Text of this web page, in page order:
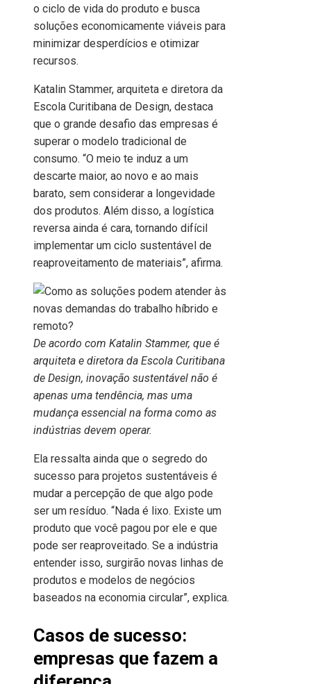
o ciclo de vida do produto e busca
soluções economicamente viáveis para
minimizar desperdícios e otimizar
recursos.
Katalin Stammer, arquiteta e diretora da
Escola Curitibana de Design, destaca
que o grande desafio das empresas é
superar o modelo tradicional de
consumo. “O meio te induz a um
descarte maior, ao novo e ao mais
barato, sem considerar a longevidade
dos produtos. Além disso, a logística
reversa ainda é cara, tornando difícil
implementar um ciclo sustentável de
reaproveitamento de materiais”, afirma.
De acordo com Katalin Stammer, que é
arquiteta e diretora da Escola Curitibana
de Design, inovação sustentável não é
apenas uma tendência, mas uma
mudança essencial na forma como as
indústrias devem operar.
Ela ressalta ainda que o segredo do
sucesso para projetos sustentáveis é
mudar a percepção de que algo pode
ser um resíduo. “Nada é lixo. Existe um
produto que você pagou por ele e que
pode ser reaproveitado. Se a indústria
entender isso, surgirão novas linhas de
produtos e modelos de negócios
baseados na economia circular”, explica.
Casos de sucesso:
empresas que fazem a